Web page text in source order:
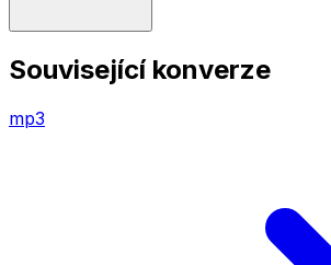
Související konverze
mp3